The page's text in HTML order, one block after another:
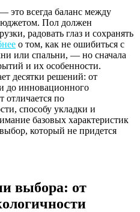
это всегда баланс между
Пол должен
радовать глаз и сохранять
о том, как не ошибиться с
или спальни, — но сначала
и их особенности.
десятки решений: от
до инновационного
отличается по
способу укладки и
базовых характеристик
который не придется
выбора: от